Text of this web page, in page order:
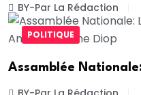
BY-Par La Rédaction
POLITIQUE
Assamblée